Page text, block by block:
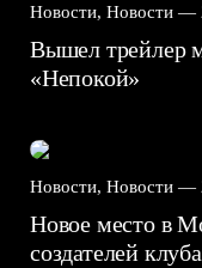
Новости, Новости —
Вышел трейлер
«Непокой»
Новости, Новости —
Новое место в
создателей